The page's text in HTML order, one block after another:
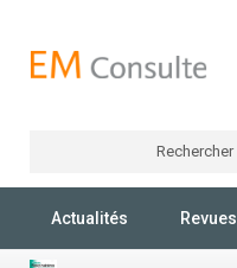
Rechercher
Actualités Revues